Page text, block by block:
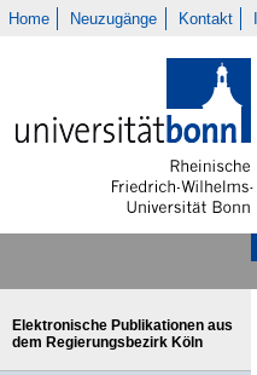
Home Neuzugänge Kontakt
Elektronische Publikationen aus
dem Regierungsbezirk Köln